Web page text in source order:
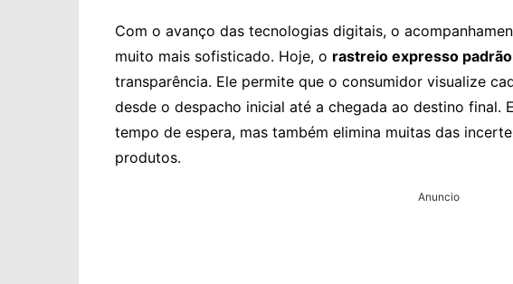
Com o avanço das tecnologias digitais, o
muito mais sofisticado. Hoje, o rastreio expresso padrão
transparência. Ele permite que o consumidor visualize
desde o despacho inicial até a chegada ao destino final.
tempo de espera, mas também elimina muitas das
produtos.
Anuncio